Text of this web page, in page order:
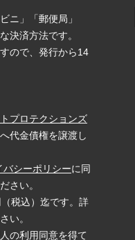
ニ」「郵便局」
決済方法です。
ので、発行から14
プロテクションズ
代金債権を譲渡し
バシーポリシーに同
さい。
税込）迄です。詳
い。
の利用同意を得て